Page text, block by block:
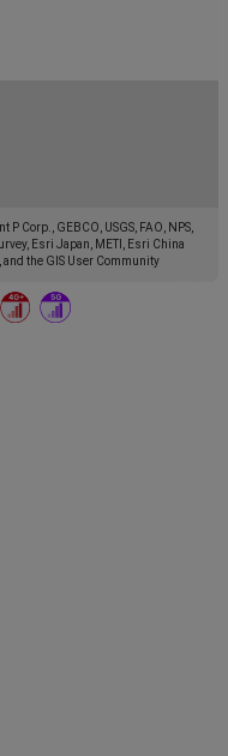
Corp., GEBCO, USGS, FAO, NPS,
Esri Japan, METI, Esri China
the GIS User Community